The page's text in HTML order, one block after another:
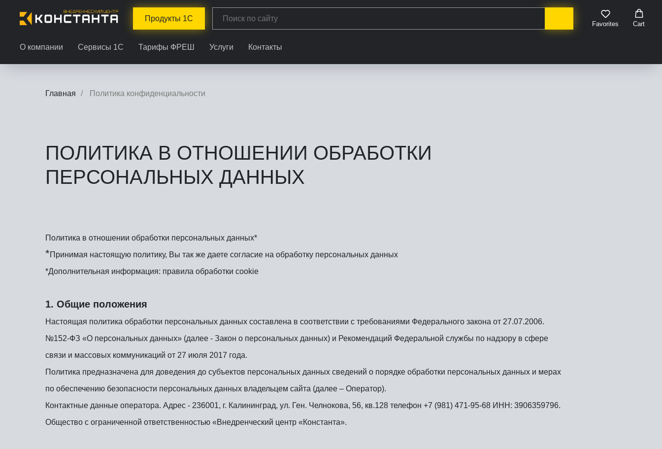
Продукты 1С
Favorites Cart
О компании Сервисы 1С Тарифы ФРЕШ Услуги Контакты
Главная / Политика конфиденциальности
ПОЛИТИКА В ОТНОШЕНИИ ОБРАБОТКИ
ПЕРСОНАЛЬНЫХ ДАННЫХ
Политика в отношении обработки персональных данных*
*Принимая настоящую политику, Вы так же даете согласие на обработку персональных данных
*Дополнительная информация: правила обработки cookie
1. Общие положения
Настоящая политика обработки персональных данных составлена в соответствии с требованиями Федерального закона от 27.07.2006.
№152-ФЗ «О персональных данных» (далее - Закон о персональных данных) и Рекомендаций Федеральной службы по надзору в сфере
связи и массовых коммуникаций от 27 июля 2017 года.
Политика предназначена для доведения до субъектов персональных данных сведений о порядке обработки персональных данных и мерах
по обеспечению безопасности персональных данных владельцем сайта (далее – Оператор).
Контактные данные оператора. Адрес - 236001, г. Калининград, ул. Ген. Челнокова, 56, кв.128 телефон +7 (981) 471-95-68 ИНН: 3906359796.
Общество с ограниченной ответственностью «Внедренческий центр «Константа».